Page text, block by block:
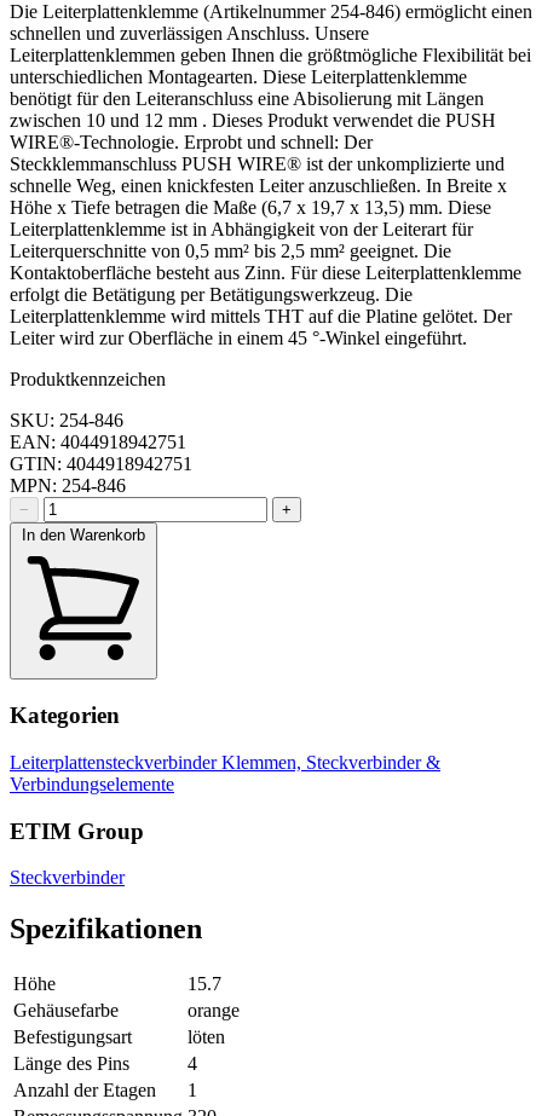
Die Leiterplattenklemme (Artikelnummer 254-846) ermöglicht einen
schnellen und zuverlässigen Anschluss. Unsere
Leiterplattenklemmen geben Ihnen die größtmögliche Flexibilität bei
unterschiedlichen Montagearten. Diese Leiterplattenklemme
benötigt für den Leiteranschluss eine Abisolierung mit Längen
zwischen 10 und 12 mm . Dieses Produkt verwendet die PUSH
WIRE®-Technologie. Erprobt und schnell: Der
Steckklemmanschluss PUSH WIRE® ist der unkomplizierte und
schnelle Weg, einen knickfesten Leiter anzuschließen. In Breite x
Höhe x Tiefe betragen die Maße (6,7 x 19,7 x 13,5) mm. Diese
Leiterplattenklemme ist in Abhängigkeit von der Leiterart für
Leiterquerschnitte von 0,5 mm² bis 2,5 mm² geeignet. Die
Kontaktoberfläche besteht aus Zinn. Für diese Leiterplattenklemme
erfolgt die Betätigung per Betätigungswerkzeug. Die
Leiterplattenklemme wird mittels THT auf die Platine gelötet. Der
Leiter wird zur Oberfläche in einem 45 °-Winkel eingeführt.
Produktkennzeichen
SKU: 254-846
EAN: 4044918942751
GTIN: 4044918942751
MPN: 254-846
−
+
In den Warenkorb
Kategorien
LeiterplattensteckverbinderKlemmen, Steckverbinder &
Verbindungselemente
ETIM Group
Steckverbinder
Spezifikationen
Höhe
15.7
Gehäusefarbe
orange
Befestigungsart
löten
Länge des Pins
4
Anzahl der Etagen
1